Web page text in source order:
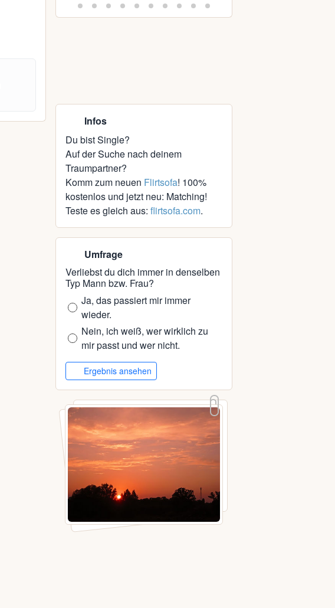
Infos
Du bist Single?
Auf der Suche nach deinem
Traumpartner?
Komm zum neuen Flirtsofa! 100%
kostenlos und jetzt neu: Matching!
Teste es gleich aus: flirtsofa.com.
Umfrage
Verliebst du dich immer in denselben
Typ Mann bzw. Frau?
Ja, das passiert mir immer
wieder.
Nein, ich weiß, wer wirklich zu
mir passt und wer nicht.
Ergebnis ansehen